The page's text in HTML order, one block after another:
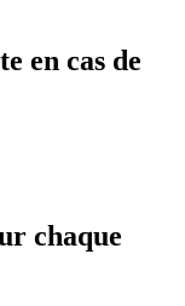
en cas de
chaque